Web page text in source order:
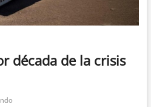
década de la crisis